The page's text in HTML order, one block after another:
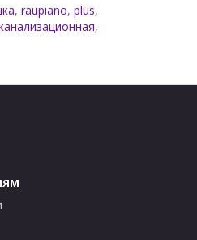
, raupiano, plus,
,